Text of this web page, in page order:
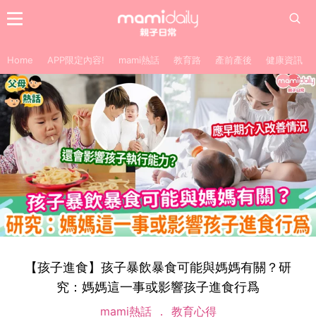
Home APP限定內容! mami熱話 教育路 產前產後 健康資訊
【孩子進食】孩子暴飲暴食可能與媽媽有關？研
究：媽媽這一事或影響孩子進食行爲
mami熱話 教育心得